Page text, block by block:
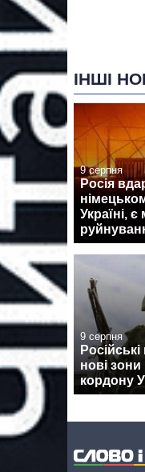
ІНШІ
9 серпня
Росія
Україні,
9 серпня
нові
кордону